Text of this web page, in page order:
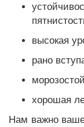
высокая
рано
хорошая
Нам важно